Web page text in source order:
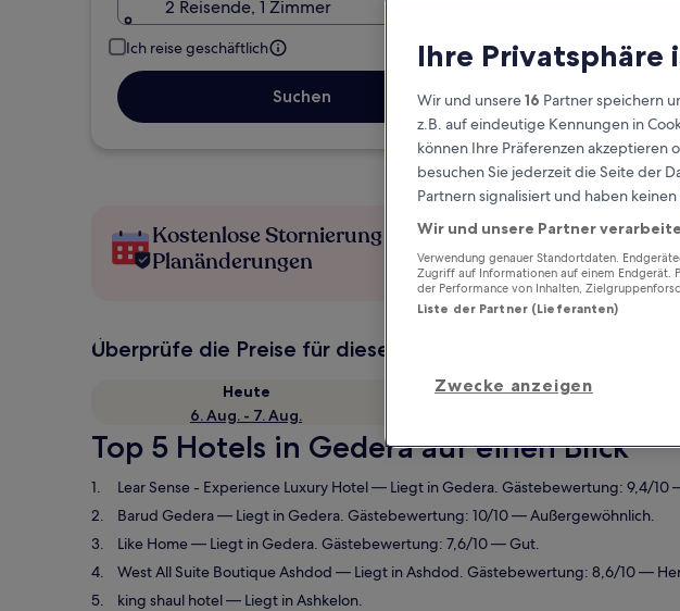
2 Reisende, 1 Zimmer
Ich reise geschäftlich
Suchen
Kostenlose Stornierung bei
Planänderungen
Verdiene
Überprüfe die Preise für diese Daten
Heute
6. Aug. - 7. Aug.
Morgen
Top 5 Hotels in Gedera auf einen Blick
Lear Sense - Experience Luxury Hotel— Liegt in Gedera. Gästebewertung: 9,4/10
Barud Gedera— Liegt in Gedera. Gästebewertung: 10/10 — Außergewöhnlich.
Like Home— Liegt in Gedera. Gästebewertung: 7,6/10 — Gut.
West All Suite Boutique Ashdod — Liegt in Ashdod. Gästebewertung: 8,6/10 —
king shaul hotel— Liegt in Ashkelon.
Ihre Privatsphäre
Wir und unsere16 Partner speichern
z.B. auf eindeutige Kennungen in
können Ihre Präferenzen akzeptieren
besuchen Sie jederzeit die Seite der
Partnern signalisiert und haben
Wir und unsere Partner
Verwendung genauer Standortdaten.
Zugriff auf Informationen auf einem Endgerät.
der Performance von Inhalten,
Liste der Partner (Lieferanten)
Zwecke anzeigen